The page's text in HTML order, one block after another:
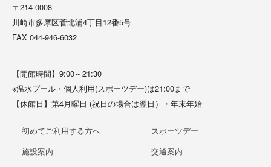
〒214-0008
川崎市多摩区菅北浦4丁目12番5号
FAX 044-946-6032
【開館時間】9:00～21:30
※温水プール・個人利用(スポーツデー)は21:00まで
【休館日】第4月曜日 (祝日の場合は翌日）・年末年始
初めてご利用する方へ
施設案内
スポーツデー
交通案内